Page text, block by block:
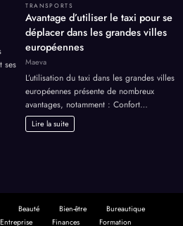
ses
TRANSPORTS
Avantage d’utiliser le taxi pour se
déplacer dans les grandes villes
européennes
Maeva
L’utilisation du taxi dans les grandes villes
européennes présente de nombreux
avantages, notamment : Confort…
Lire la suite
Beauté Bien-être
Bureautique
Entreprise Finances Formation